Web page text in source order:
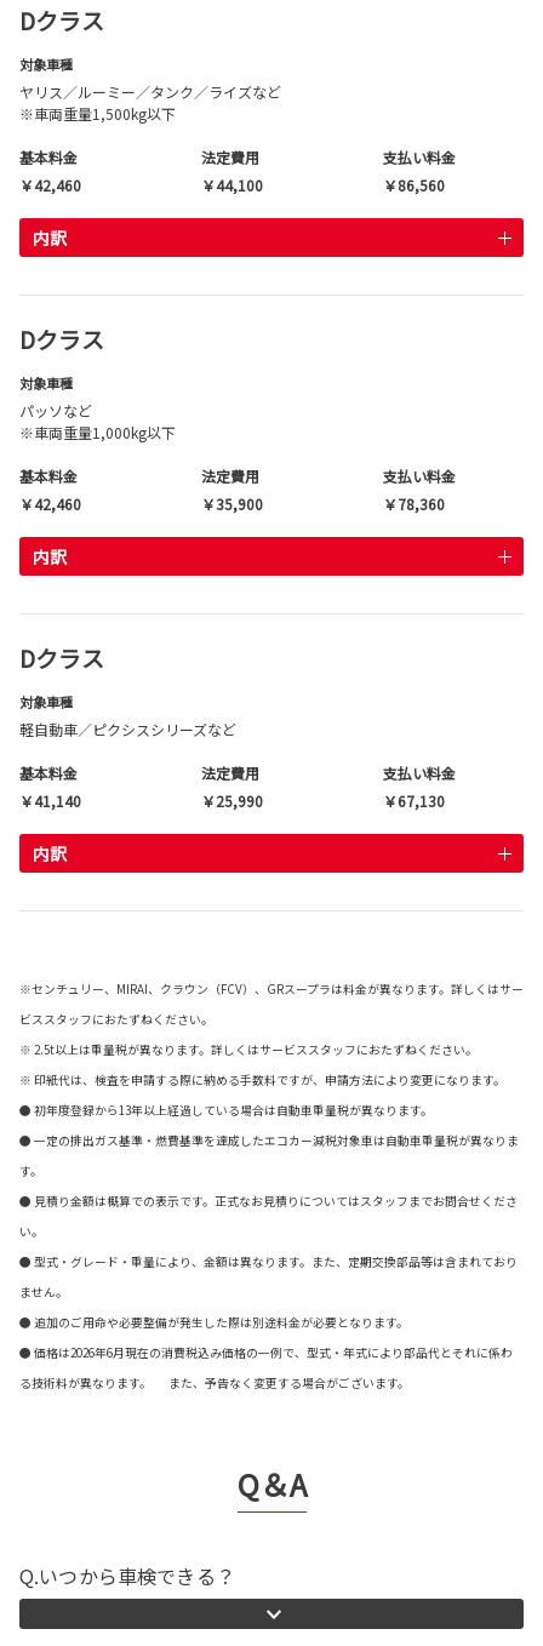
Dクラス
対象車種
ヤリス／ルーミー／タンク／ライズなど
※車両重量1,500kg以下
基本料金
￥42,460
法定費用
￥44,100
支払い料金
￥86,560
内訳
Dクラス
対象車種
パッソなど
※車両重量1,000kg以下
基本料金
￥42,460
法定費用
￥35,900
支払い料金
￥78,360
内訳
Dクラス
対象車種
軽自動車／ピクシスシリーズなど
基本料金
￥41,140
法定費用
￥25,990
支払い料金
￥67,130
内訳
※センチュリー、MIRAI、クラウン（FCV）、GRスープラは料金が異なります。詳しくはサー
ビススタッフにおたずねください。
※ 2.5t以上は重量税が異なります。詳しくはサービススタッフにおたずねください。
※ 印紙代は、検査を申請する際に納める手数料ですが、申請方法により変更になります。
● 初年度登録から13年以上経過している場合は自動車重量税が異なります。
● 一定の排出ガス基準・燃費基準を達成したエコカー減税対象車は自動車重量税が異なりま
す。
● 見積り金額は概算での表示です。正式なお見積りについてはスタッフまでお問合せくださ
い。
● 型式・グレード・重量により、金額は異なります。また、定期交換部品等は含まれており
ません。
● 追加のご用命や必要整備が発生した際は別途料金が必要となります。
● 価格は2026年6月現在の消費税込み価格の一例で、型式・年式により部品代とそれに係わ
る技術料が異なります。 また、予告なく変更する場合がございます。
Q＆A
Q.いつから車検できる？